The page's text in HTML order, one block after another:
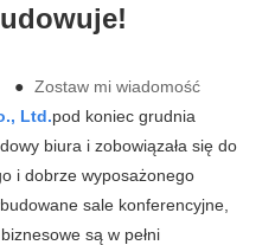
● Zostaw mi wiadomość
Ltd.pod koniec grudnia
biura i zobowiązała się do
i dobrze wyposażonego
sale konferencyjne,
są w pełni